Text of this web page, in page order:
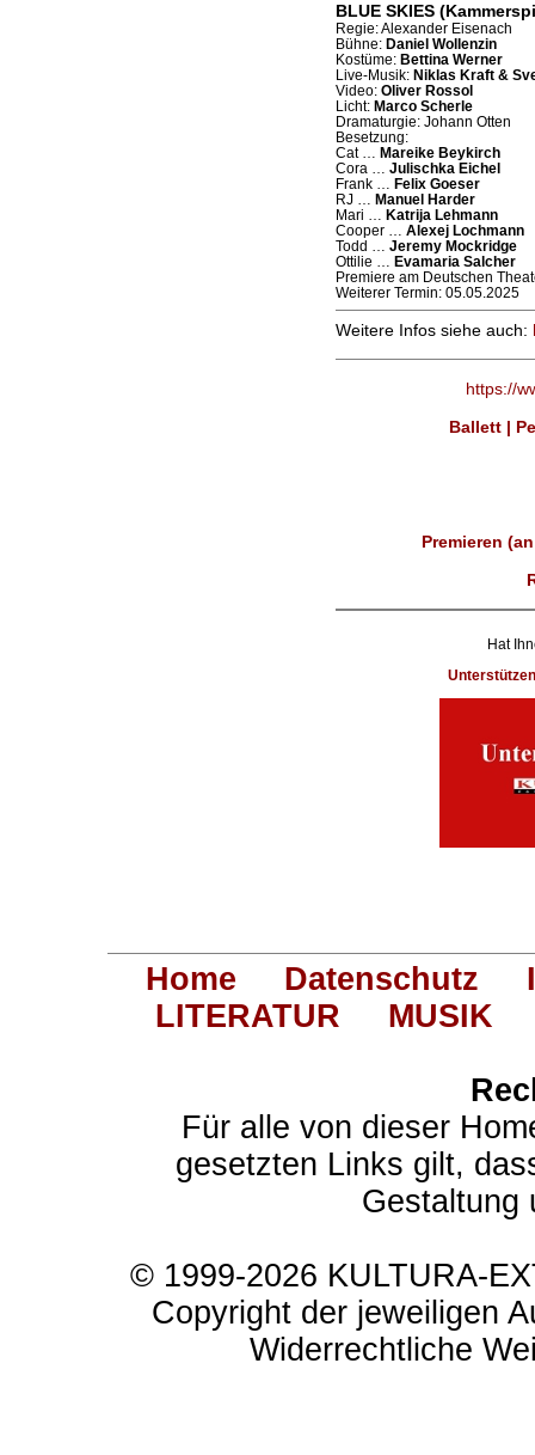
BLUE SKIES
Regie: Alexander Eisenach
Bühne: Daniel Wollenzin
Kostüme: Bettina Werner
Live-Musik: Niklas Kraft &
Video: Oliver Rossol
Licht: Marco Scherle
Dramaturgie: Johann Otten
Besetzung:
Cat …
Mareike Beykirch
Cora … Julischka Eichel
Frank …
Felix Goeser
RJ …
Manuel Harder
Mari …
Katrija Lehmann
Cooper … Alexej Lochmann
Todd … Jeremy Mockridge
Ottilie …
Evamaria Salcher
Premiere am Deutschen
Weiterer Termin: 05.05.2025
Weitere Infos siehe auch:
https://
Ballett |
Premieren
Hat
Home Datenschutz
LITERATUR
MUSIK
Für alle von dieser
gesetzten Links gilt,
Gestaltung
© 1999-2026 KULTURA-
Copyright der jeweiligen
Widerrechtliche